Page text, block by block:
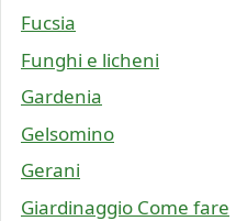
Fucsia
Funghi e licheni
Gardenia
Gelsomino
Gerani
Giardinaggio Come fare